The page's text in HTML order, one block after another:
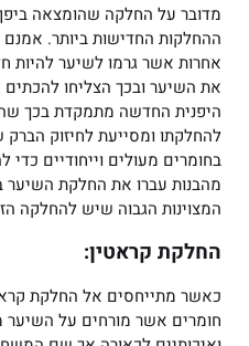
מדובר על החלקה שהומצאה
ההחלקות החדישות ביותר.
אחרות אשר גרמו לשיער להיות
את השיער ובכך הצליחו
היפנית החדשה מתמקדת בכך
להחלקתו ומסייעת לחיזוק
בחומרים מעולים וייחודיים
מהבנות עברו את החלקת השיער
המצוינות הגבוה שיש להחלקה
החלקת קראטין:
כאשר מתייחסים אל החלקת
חומרים אשר מורחים על השיער